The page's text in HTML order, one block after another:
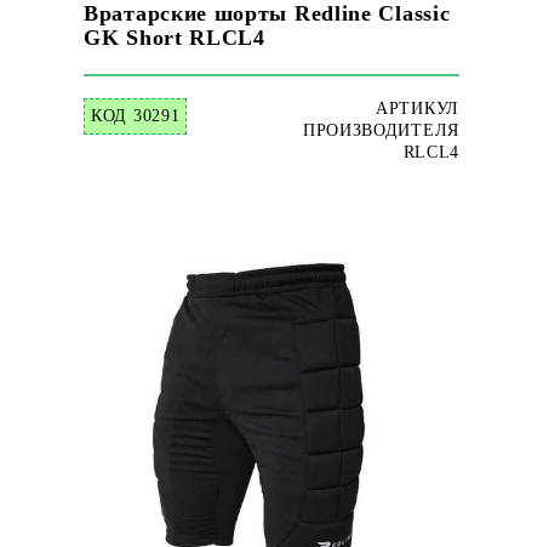
Вратарские шорты Redline Classic
GK Short RLCL4
КОД 30291
АРТИКУЛ
ПРОИЗВОДИТЕЛЯ
RLCL4